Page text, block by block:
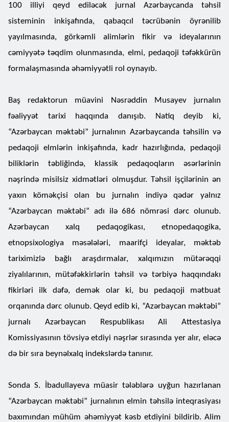
100 illiyi qeyd ediləcək jurnal Azərbaycanda təhsil
sisteminin inkişafında, qabaqcıl təcrübənin öyrənilib
yayılmasında, görkəmli alimlərin fikir və ideyalarının
cəmiyyətə təqdim olunmasında, elmi, pedaqoji təfəkkürün
formalaşmasında əhəmiyyətli rol oynayıb.
Baş redaktorun müavini Nəsrəddin Musayev jurnalın
fəaliyyət tarixi haqqında danışıb. Natiq deyib ki,
“Azərbaycan məktəbi” jurnalının Azərbaycanda təhsilin və
pedaqoji elmlərin inkişafında, kadr hazırlığında, pedaqoji
biliklərin təbliğində, klassik pedaqoqların əsərlərinin
nəşrində misilsiz xidmətləri olmuşdur. Təhsil işçilərinin ən
yaxın köməkçisi olan bu jurnalın indiyə qədər yalnız
“Azərbaycan məktəbi” adı ilə 686 nömrəsi dərc olunub.
Azərbaycan xalq pedaqogikası, etnopedaqogika,
etnopsixologiya məsələləri, maarifçi ideyalar, məktəb
tariximizlə bağlı araşdırmalar, xalqımızın mütərəqqi
ziyalılarının, mütəfəkkirlərin təhsil və tərbiyə haqqındakı
fikirləri ilk dəfə, demək olar ki, bu pedaqoji mətbuat
orqanında dərc olunub. Qeyd edib ki, “Azərbaycan məktəbi”
jurnalı Azərbaycan Respublikası Ali Attestasiya
Komissiyasının tövsiyə etdiyi nəşrlər sırasında yer alır, eləcə
də bir sıra beynəlxalq indekslərdə tanınır.
Sonda S. İbadullayeva müasir tələblərə uyğun hazırlanan
“Azərbaycan məktəbi” jurnalının elmin təhsilə inteqrasiyası
baxımından mühüm əhəmiyyət kəsb etdiyini bildirib. Alim